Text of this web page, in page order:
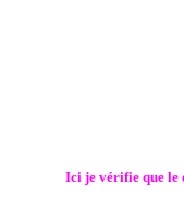
Ici je vérifie que le